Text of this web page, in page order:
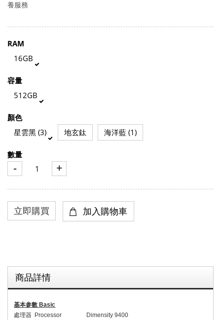
養服務
RAM
16GB
容量
512GB
顏色
星雲黑 (3)
地玄鈦 海洋藍 (1)
數量
- +
商品詳情
基本参數 Basic
處理器 Processor
Dimensity 9400